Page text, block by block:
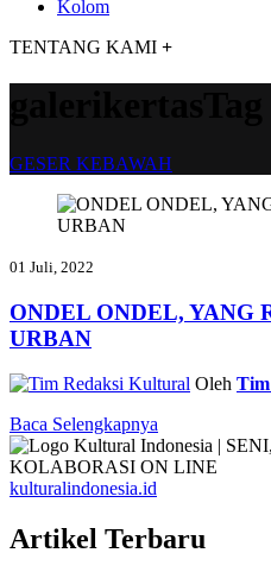
Kolom
TENTANG KAMI +
GESER KEBAWAH
01 Juli, 2022
ONDEL ONDEL, YANG
URBAN
Oleh
Baca Selengkapnya
kulturalindonesia.id
Artikel Terbaru